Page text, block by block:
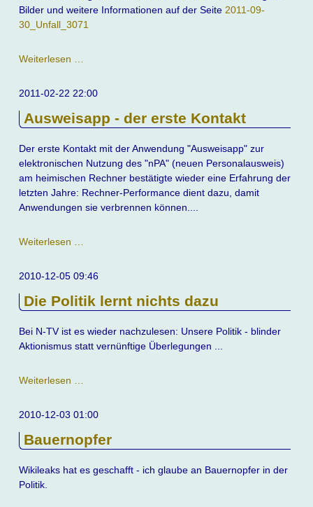
Bilder und weitere Informationen auf der Seite 2011-09-
30_Unfall_3071
Weiterlesen …
Güterzug
30.
September
2011
2011-02-22 22:00
Ausweisapp - der erste Kontakt
Der erste Kontakt mit der Anwendung "Ausweisapp" zur
elektronischen Nutzung des "nPA" (neuen Personalausweis)
am heimischen Rechner bestätigte wieder eine Erfahrung der
letzten Jahre: Rechner-Performance dient dazu, damit
Anwendungen sie verbrennen können....
Weiterlesen …
der
Kontakt
2010-12-05 09:46
Die Politik lernt nichts dazu
Bei N-TV ist es wieder nachzulesen: Unsere Politik - blinder
Aktionismus statt vernünftige Überlegungen ...
Weiterlesen …
lernt
dazu
2010-12-03 01:00
Bauernopfer
Wikileaks hat es geschafft - ich glaube an Bauernopfer in der
Politik.